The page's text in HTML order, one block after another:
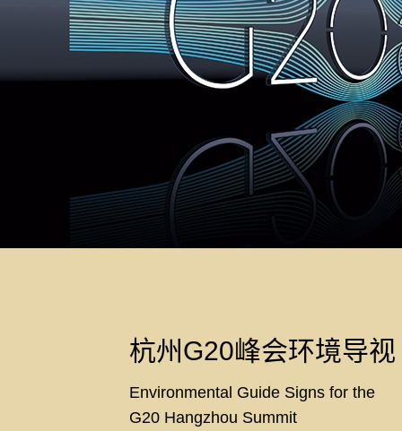
杭州G20峰会环境导视
Environmental Guide Signs for the
G20 Hangzhou Summit